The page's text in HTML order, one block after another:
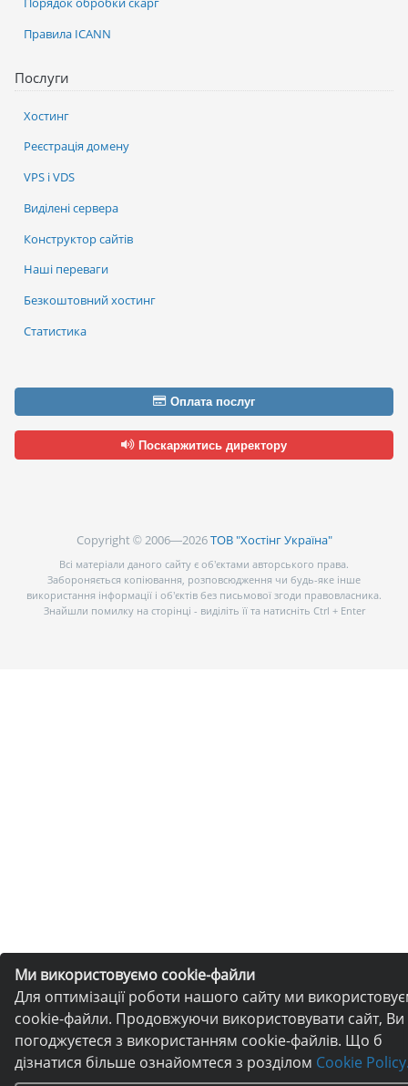
Ми використовуємо cookie-файли
Для оптимізації роботи нашого сайту ми
cookie-файли. Продовжуючи використовувати сайт, Ви
погоджуєтеся з використанням cookie-файлів. Що б
дізнатися більше ознайомтеся з розділом Cookie
Послуги
Хостинг
Реєстрація домену
VPS і VDS
Виділені сервера
Конструктор сайтів
Наші переваги
Безкоштовний хостинг
Статистика
Правила ICANN
Оплата послуг
Поскаржитись директору
Copyright © 2006—2026ТОВ "Хостінг Україна"
Всі матеріали даного сайту є об’єктами авторського права.
Забороняється копіювання, розповсюдження чи будь-яке інше
використання інформації і об’єктів без письмової згоди правовласника.
Знайшли помилку на сторінці - виділіть її та натисніть Ctrl + Enter